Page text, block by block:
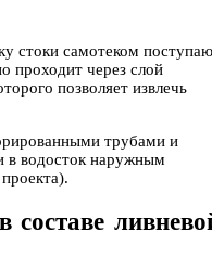
стоки самотеком
проходит через слой
позволяет извлечь
трубами и
в водосток наружным